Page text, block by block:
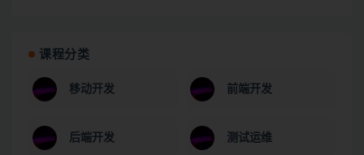
课程分类
移动开发 前端开发
后端开发 测试运维